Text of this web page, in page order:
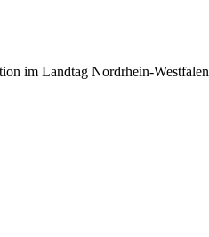
im Landtag Nordrhein-Westfalen